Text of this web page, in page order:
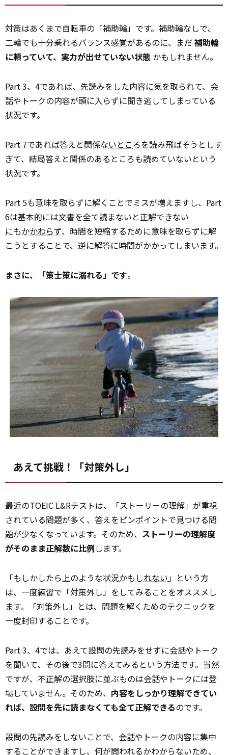
対策はあくまで自転車の「補助輪」です。補助輪なしで、
二輪でも十分乗れるバランス感覚があるのに、まだ 補助輪
に頼っていて、実力が出せていない状態 かもしれません。
Part 3、4であれば、先読みをした内容に気を取られて、会
話やトークの内容が頭に入らずに聞き逃してしまっている
状況です。
Part 7であれば答えと関係ないところを読み飛ばそうとしす
ぎて、結局答えと関係のあるところも読めていないという
状況です。
Part 5も意味を取らずに解くことでミスが増えますし、Part
6は基本的には文書を全て読まないと正解できない
にもかかわらず、時間を短縮するために意味を取らずに解
こうとすることで、逆に解答に時間がかかってしまいます。
まさに、「策士策に溺れる」です。
あえて挑戦！「対策外し」
最近のTOEIC L&Rテストは、「ストーリーの理解」が重視
されている問題が多く、答えをピンポイントで見つける問
題が少なくなっています。そのため、 ストーリーの理解度
がそのまま正解数に比例します。
「もしかしたら上のような状況かもしれない 」という方
は、一度練習で「対策外し」をしてみることをオススメし
ます。「対策外し」とは、問題を解くためのテクニックを
一度封印することです。
Part 3、4では、あえて設問の先読みをせずに会話やトーク
を聞いて、その後で3問に答えてみるという方法です。当然
ですが、不正解の選択肢に並ぶものは会話やトークには登
場していません。そのため、 内容をしっかり理解できてい
れば、設問を先に読まなくても全て正解できるのです。
設問の先読みをしないことで、会話やトークの内容に集中
することができますし、何が問われるかわからないため、